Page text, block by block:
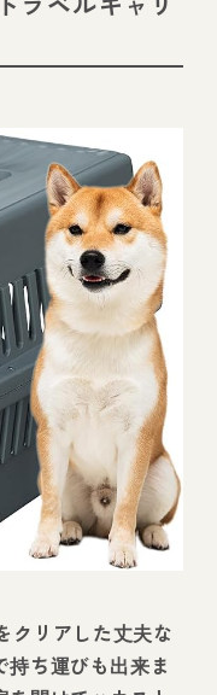
クリアした丈夫な
持ち運びも出来ま